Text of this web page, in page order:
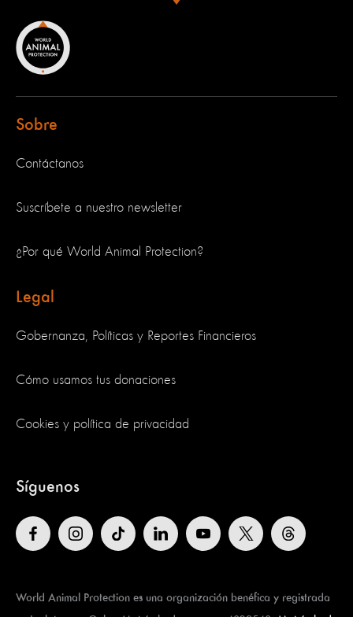
Sobre
Contáctanos
Suscríbete a nuestro newsletter
¿Por qué World Animal Protection?
Legal
Gobernanza, Políticas y Reportes Financieros
Cómo usamos tus donaciones
Cookies y política de privacidad
Síguenos
World Animal Protection es una organización benéfica y registrada